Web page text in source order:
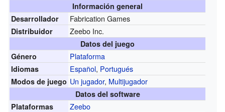
Información general
Desarrollador
Fabrication Games
Distribuidor Zeebo Inc.
Datos del juego
Género
Plataforma
Idiomas Español, Portugués
Modos de juego Un jugador, Multijugador
Datos del software
Plataformas
Zeebo